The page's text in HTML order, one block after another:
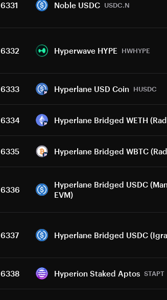
6331 Noble USDC USDC.N
6332 Hyperwave HYPE HWHYPE
6333 Hyperlane USD Coin HUSDC
6334 Hyperlane Bridged WETH
6335 Hyperlane Bridged WBTC
6336
Hyperlane Bridged USDC
EVM)
6337 Hyperlane Bridged USDC
6338 Hyperion Staked Aptos STAPT